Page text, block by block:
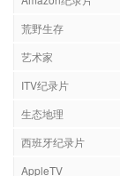
荒野生存
艺术家
ITV纪录片
生态地理
西班牙纪录片
AppleTV